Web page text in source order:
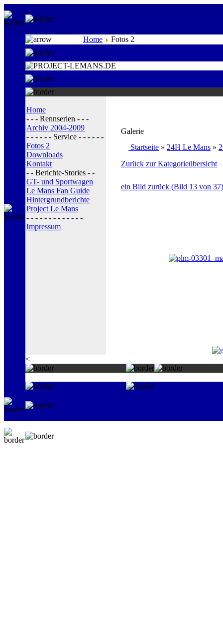
Home Fotos 2
Home
- - - Rennserien - - -
Archiv 2004-2009
- - - - - - Service - - - - - -
Fotos 2
Downloads
Kontakt
- - Berichte-Stories - -
GT- und Sportwagen
Le Mans Fan Guide
Hintergrundberichte
Project Le Mans
- - - - - - - - - - - - -
Impressum
Galerie
Startseite » 24H Le Mans »
Zurück zur Kategorieübersicht
ein Bild zurück (Bild 13 von 37)
<